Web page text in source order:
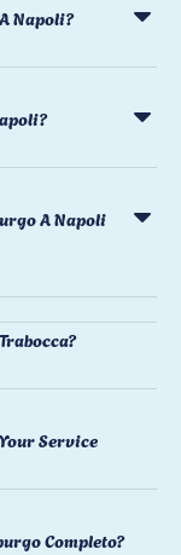
Napoli?
A Napoli
Service
Completo?